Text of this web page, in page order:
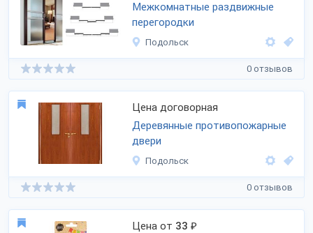
Межкомнатные раздвижные
перегородки
Подольск
0 отзывов
Цена договорная
Деревянные противопожарные
двери
Подольск
0 отзывов
Цена от 33 ₽